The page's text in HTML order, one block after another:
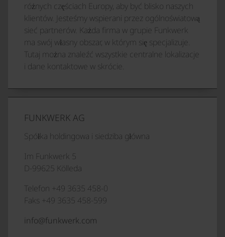
różnych częściach Europy, aby być blisko naszych
klientów. Jesteśmy wspierani przez ogólnoświatową
sieć partnerów. Każda firma w grupie Funkwerk
ma swój własny obszar, w którym się specjalizuje.
Tutaj można znaleźć wszystkie centralne lokalizacje
i dane kontaktowe w skrócie.
FUNKWERK AG
Spółka holdingowa i siedziba główna
Im Funkwerk 5
D-99625 Kölleda
Telefon +49 3635 458-0
Faks +49 3635 458-599
info@funkwerk.com